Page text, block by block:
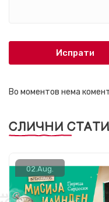
Испрати
Во моментов нема
СЛИЧНИ
02.Aug.